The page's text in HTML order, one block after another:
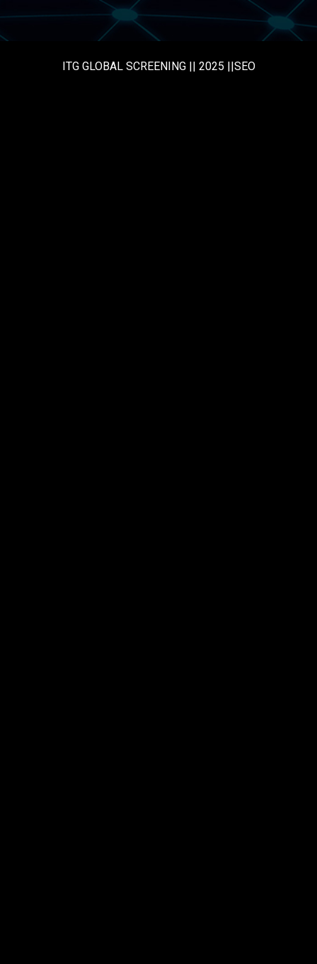
ITG GLOBAL SCREENING || 2025 ||SEO